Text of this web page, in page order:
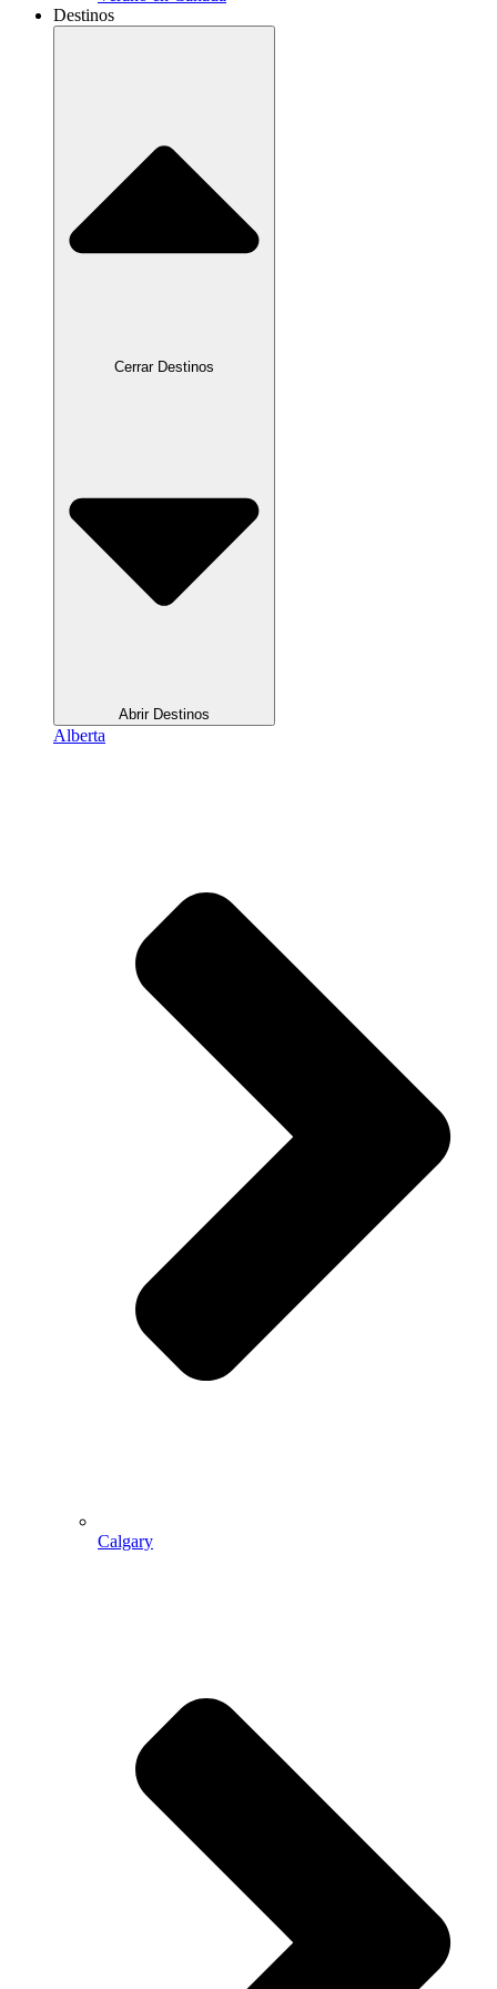
Destinos
Cerrar Destinos
Abrir Destinos
Alberta
Calgary